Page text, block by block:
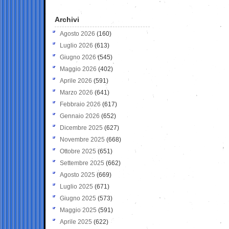
Archivi
Agosto 2026 (160)
Luglio 2026 (613)
Giugno 2026 (545)
Maggio 2026 (402)
Aprile 2026 (591)
Marzo 2026 (641)
Febbraio 2026 (617)
Gennaio 2026 (652)
Dicembre 2025 (627)
Novembre 2025 (668)
Ottobre 2025 (651)
Settembre 2025 (662)
Agosto 2025 (669)
Luglio 2025 (671)
Giugno 2025 (573)
Maggio 2025 (591)
Aprile 2025 (622)